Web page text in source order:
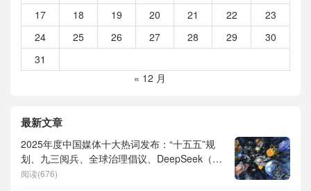
17
18 19 20 21 22
23
24
25 26 27 28 29
30
31
« 12 月
最新文章
2025年度中国媒体十大热词发布：“十五五”规
划、九三阅兵、全球治理倡议、DeepSeek（深
度求索）、人形机器人、苏超、票根经济、育
阅读(676)